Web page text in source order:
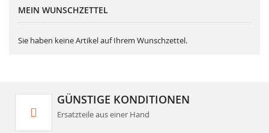
MEIN WUNSCHZETTEL
Sie haben keine Artikel auf Ihrem Wunschzettel.
GÜNSTIGE KONDITIONEN
Ersatzteile aus einer Hand